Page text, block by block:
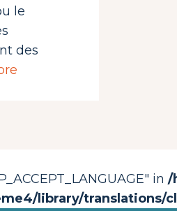
le
des
in /
library/translations/